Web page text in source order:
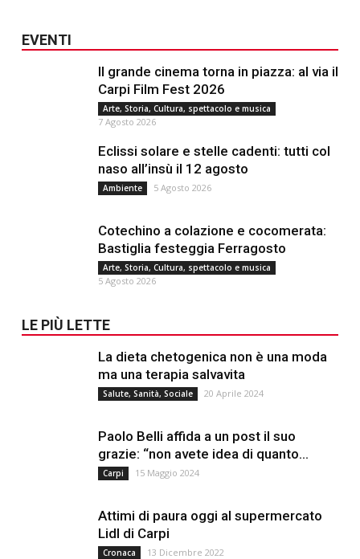
EVENTI
Il grande cinema torna in piazza: al via il
Carpi Film Fest 2026
Arte, Storia, Cultura, spettacolo e musica
7 Agosto 2026
Eclissi solare e stelle cadenti: tutti col
naso all’insù il 12 agosto
Ambiente 5 Agosto 2026
Cotechino a colazione e cocomerata:
Bastiglia festeggia Ferragosto
Arte, Storia, Cultura, spettacolo e musica
5 Agosto 2026
LE PIÙ LETTE
La dieta chetogenica non è una moda
ma una terapia salvavita
Salute, Sanità, Sociale 20 Aprile 2024
Paolo Belli affida a un post il suo
grazie: “non avete idea di quanto...
Carpi 15 Maggio 2024
Attimi di paura oggi al supermercato
Lidl di Carpi
Cronaca 13 Dicembre 2022